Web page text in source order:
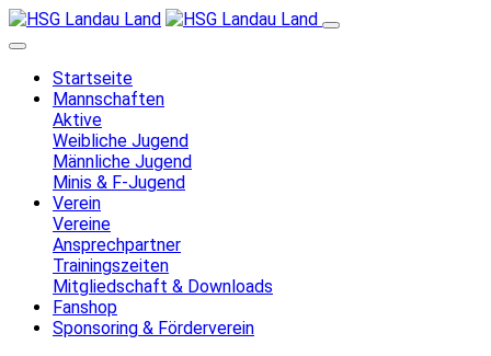
Startseite
Mannschaften
Aktive
Weibliche Jugend
Männliche Jugend
Minis & F-Jugend
Verein
Vereine
Ansprechpartner
Trainingszeiten
Mitgliedschaft & Downloads
Fanshop
Sponsoring & Förderverein